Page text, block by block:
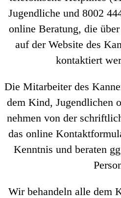
Jugendliche und 8002
online Beratung, die
auf der Website des
kontaktiert
Die Mitarbeiter des
dem Kind, Jugendlichen
nehmen von der
das online
Kenntnis und beraten
Wir behandeln alle dem